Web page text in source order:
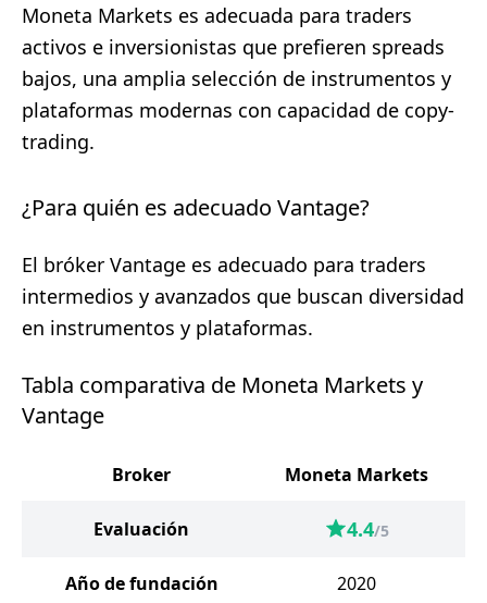
Moneta Markets es adecuada para traders
activos e inversionistas que prefieren spreads
bajos, una amplia selección de instrumentos y
plataformas modernas con capacidad de copy-
trading.
¿Para quién es adecuado Vantage?
El bróker Vantage es adecuado para traders
intermedios y avanzados que buscan diversidad
en instrumentos y plataformas.
Tabla comparativa de Moneta Markets y
Vantage
Broker Moneta Markets
Evaluación 4.4/5
Año de fundación 2020